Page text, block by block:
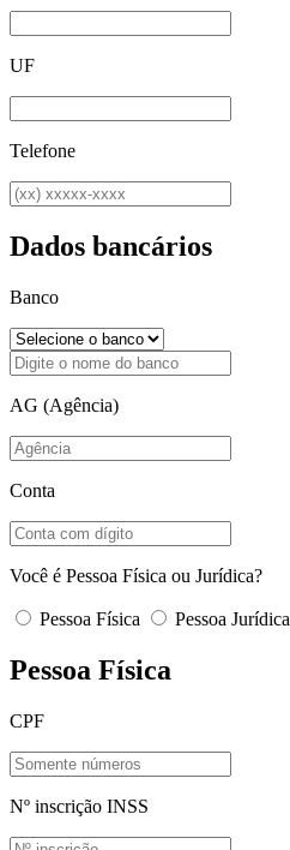
UF
Telefone
Dados bancários
Banco
AG (Agência)
Conta
Você é Pessoa Física ou Jurídica?
Pessoa Física Pessoa Jurídica
Pessoa Física
CPF
Nº inscrição INSS